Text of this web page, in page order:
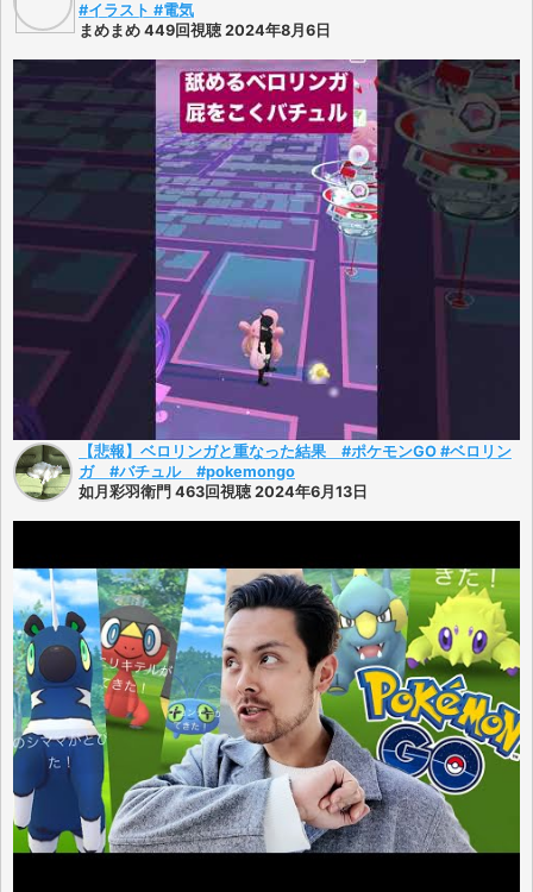
#イラスト #電気
まめまめ 449回視聴 2024年8月6日
【悲報】ベロリンガと重なった結果 #ポケモンGO #ベロリン
ガ #バチュル #pokemongo
如月彩羽衛門 463回視聴 2024年6月13日